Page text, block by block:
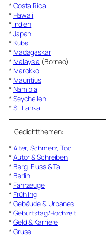
* Costa Rica
* Hawaii
* Indien
* Japan
* Kuba
* Madagaskar
* Malaysia (Borneo)
* Marokko
* Mauritius
* Namibia
* Seychellen
* Sri Lanka
– Gedichtthemen:
* Alter, Schmerz, Tod
* Autor & Schreiben
* Berg, Fluss & Tal
* Berlin
* Fahrzeuge
* Frühling
* Gebäude & Urbanes
* Geburtstag/Hochzeit
* Geld & Karriere
* Grusel